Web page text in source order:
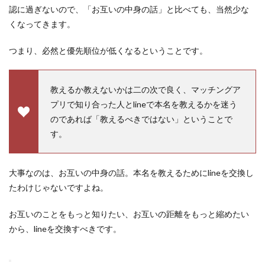
認に過ぎないので、「お互いの中身の話」と比べても、当然少な
くなってきます。
つまり、必然と優先順位が低くなるということです。
教えるか教えないかは二の次で良く、マッチングア
プリで知り合った人とlineで本名を教えるかを迷う
のであれば「教えるべきではない」ということで
す。
大事なのは、お互いの中身の話。本名を教えるためにlineを交換し
たわけじゃないですよね。
お互いのことをもっと知りたい、お互いの距離をもっと縮めたい
から、lineを交換すべきです。